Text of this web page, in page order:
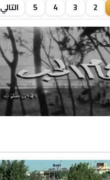
2
3
4
5 التالي